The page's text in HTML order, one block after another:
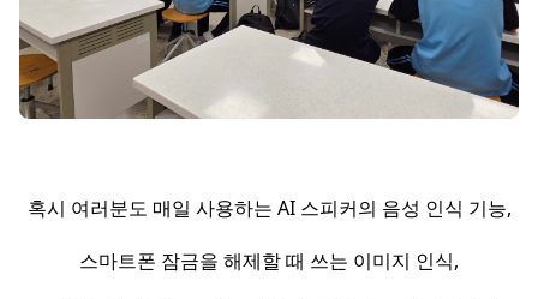
혹시 여러분도 매일 사용하는 AI 스피커의 음성 인식 기능,
스마트폰 잠금을 해제할 때 쓰는 이미지 인식,